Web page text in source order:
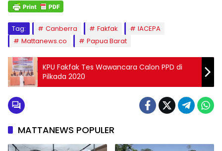
Tag: Canberra Fakfak
IACEPA
Mattanews.co
Papua Barat
KPU Fakfak Tes Wawancara Calon PPD di
Pilkada 2020
MATTANEWS POPULER